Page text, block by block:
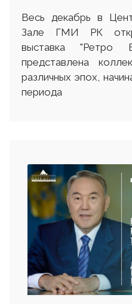
Весь декабрь в
Зале ГМИ РК
выставка "Ретро
представлена
различных эпох,
периода